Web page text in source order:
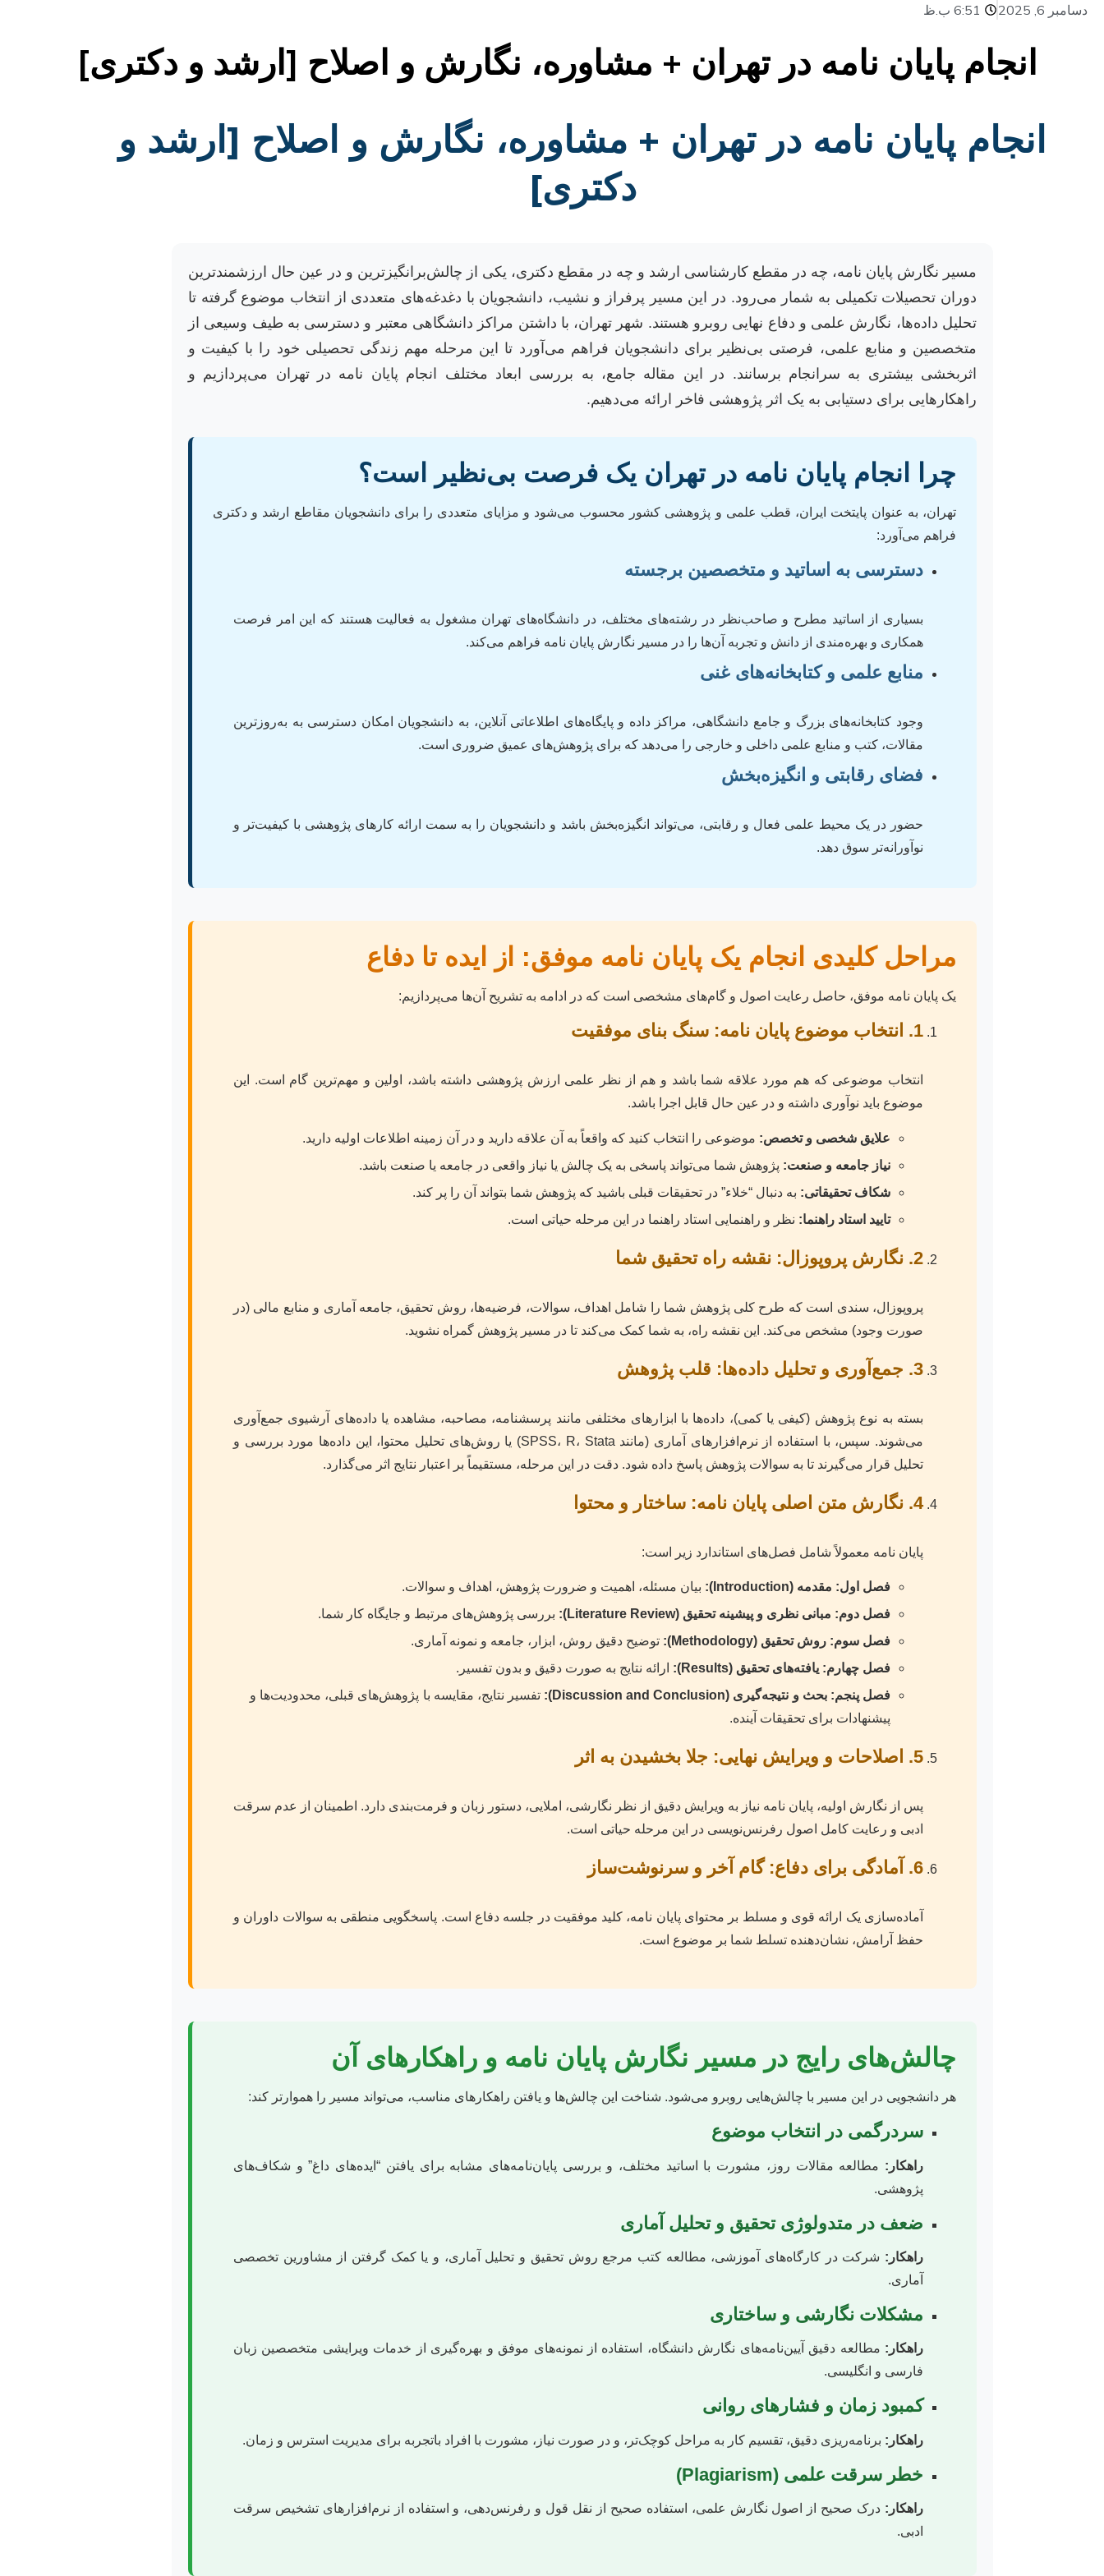
دسامبر 6, 2025 6:51 ب.ظ
انجام پایان نامه در تهران + مشاوره، نگارش و اصلاح [ارشد و دکتری]
انجام پایان نامه در تهران + مشاوره، نگارش و اصلاح [ارشد و
دکتری]
مسیر نگارش پایان نامه، چه در مقطع کارشناسی ارشد و چه در مقطع دکتری، یکی از چالش‌برانگیزترین و در عین حال ارزشمندترین
دوران تحصیلات تکمیلی به شمار می‌رود. در این مسیر پرفراز و نشیب، دانشجویان با دغدغه‌های متعددی از انتخاب موضوع گرفته تا
تحلیل داده‌ها، نگارش علمی و دفاع نهایی روبرو هستند. شهر تهران، با داشتن مراکز دانشگاهی معتبر و دسترسی به طیف وسیعی از
متخصصین و منابع علمی، فرصتی بی‌نظیر برای دانشجویان فراهم می‌آورد تا این مرحله مهم زندگی تحصیلی خود را با کیفیت و
اثربخشی بیشتری به سرانجام برسانند. در این مقاله جامع، به بررسی ابعاد مختلف انجام پایان نامه در تهران می‌پردازیم و
راهکارهایی برای دستیابی به یک اثر پژوهشی فاخر ارائه می‌دهیم.
چرا انجام پایان نامه در تهران یک فرصت بی‌نظیر است؟
تهران، به عنوان پایتخت ایران، قطب علمی و پژوهشی کشور محسوب می‌شود و مزایای متعددی را برای دانشجویان مقاطع ارشد و دکتری
فراهم می‌آورد:
دسترسی به اساتید و متخصصین برجسته
بسیاری از اساتید مطرح و صاحب‌نظر در رشته‌های مختلف، در دانشگاه‌های تهران مشغول به فعالیت هستند که این امر فرصت
همکاری و بهره‌مندی از دانش و تجربه آن‌ها را در مسیر نگارش پایان نامه فراهم می‌کند.
منابع علمی و کتابخانه‌های غنی
وجود کتابخانه‌های بزرگ و جامع دانشگاهی، مراکز داده و پایگاه‌های اطلاعاتی آنلاین، به دانشجویان امکان دسترسی به به‌روزترین
مقالات، کتب و منابع علمی داخلی و خارجی را می‌دهد که برای پژوهش‌های عمیق ضروری است.
فضای رقابتی و انگیزه‌بخش
حضور در یک محیط علمی فعال و رقابتی، می‌تواند انگیزه‌بخش باشد و دانشجویان را به سمت ارائه کارهای پژوهشی با کیفیت‌تر و
نوآورانه‌تر سوق دهد.
مراحل کلیدی انجام یک پایان نامه موفق: از ایده تا دفاع
یک پایان نامه موفق، حاصل رعایت اصول و گام‌های مشخصی است که در ادامه به تشریح آن‌ها می‌پردازیم:
1. انتخاب موضوع پایان نامه: سنگ بنای موفقیت
انتخاب موضوعی که هم مورد علاقه شما باشد و هم از نظر علمی ارزش پژوهشی داشته باشد، اولین و مهم‌ترین گام است. این
موضوع باید نوآوری داشته و در عین حال قابل اجرا باشد.
علایق شخصی و تخصص: موضوعی را انتخاب کنید که واقعاً به آن علاقه دارید و در آن زمینه اطلاعات اولیه دارید.
نیاز جامعه و صنعت: پژوهش شما می‌تواند پاسخی به یک چالش یا نیاز واقعی در جامعه یا صنعت باشد.
شکاف تحقیقاتی: به دنبال “خلاء” در تحقیقات قبلی باشید که پژوهش شما بتواند آن را پر کند.
تایید استاد راهنما: نظر و راهنمایی استاد راهنما در این مرحله حیاتی است.
2. نگارش پروپوزال: نقشه راه تحقیق شما
پروپوزال، سندی است که طرح کلی پژوهش شما را شامل اهداف، سوالات، فرضیه‌ها، روش تحقیق، جامعه آماری و منابع مالی (در
صورت وجود) مشخص می‌کند. این نقشه راه، به شما کمک می‌کند تا در مسیر پژوهش گمراه نشوید.
3. جمع‌آوری و تحلیل داده‌ها: قلب پژوهش
بسته به نوع پژوهش (کیفی یا کمی)، داده‌ها با ابزارهای مختلفی مانند پرسشنامه، مصاحبه، مشاهده یا داده‌های آرشیوی جمع‌آوری
می‌شوند. سپس، با استفاده از نرم‌افزارهای آماری (مانند SPSS، R، Stata) یا روش‌های تحلیل محتوا، این داده‌ها مورد بررسی و
تحلیل قرار می‌گیرند تا به سوالات پژوهش پاسخ داده شود. دقت در این مرحله، مستقیماً بر اعتبار نتایج اثر می‌گذارد.
4. نگارش متن اصلی پایان نامه: ساختار و محتوا
پایان نامه معمولاً شامل فصل‌های استاندارد زیر است:
فصل اول: مقدمه (Introduction):
بیان مسئله، اهمیت و ضرورت پژوهش، اهداف و سوالات.
فصل دوم: مبانی نظری و پیشینه تحقیق (Literature Review):
بررسی پژوهش‌های مرتبط و جایگاه کار شما.
فصل سوم: روش تحقیق (Methodology):
توضیح دقیق روش، ابزار، جامعه و نمونه آماری.
فصل چهارم: یافته‌های تحقیق (Results):
ارائه نتایج به صورت دقیق و بدون تفسیر.
فصل پنجم: بحث و نتیجه‌گیری (Discussion and Conclusion):
تفسیر نتایج، مقایسه با پژوهش‌های قبلی، محدودیت‌ها و
پیشنهادات برای تحقیقات آینده.
5. اصلاحات و ویرایش نهایی: جلا بخشیدن به اثر
پس از نگارش اولیه، پایان نامه نیاز به ویرایش دقیق از نظر نگارشی، املایی، دستور زبان و فرمت‌بندی دارد. اطمینان از عدم سرقت
ادبی و رعایت کامل اصول رفرنس‌نویسی در این مرحله حیاتی است.
6. آمادگی برای دفاع: گام آخر و سرنوشت‌ساز
آماده‌سازی یک ارائه قوی و مسلط بر محتوای پایان نامه، کلید موفقیت در جلسه دفاع است. پاسخگویی منطقی به سوالات داوران و
حفظ آرامش، نشان‌دهنده تسلط شما بر موضوع است.
چالش‌های رایج در مسیر نگارش پایان نامه و راهکارهای آن
هر دانشجویی در این مسیر با چالش‌هایی روبرو می‌شود. شناخت این چالش‌ها و یافتن راهکارهای مناسب، می‌تواند مسیر را هموارتر کند:
سردرگمی در انتخاب موضوع
راهکار: مطالعه مقالات روز، مشورت با اساتید مختلف، و بررسی پایان‌نامه‌های مشابه برای یافتن “ایده‌های داغ” و شکاف‌های
پژوهشی.
ضعف در متدولوژی تحقیق و تحلیل آماری
راهکار: شرکت در کارگاه‌های آموزشی، مطالعه کتب مرجع روش تحقیق و تحلیل آماری، و یا کمک گرفتن از مشاورین تخصصی
آماری.
مشکلات نگارشی و ساختاری
راهکار: مطالعه دقیق آیین‌نامه‌های نگارش دانشگاه، استفاده از نمونه‌های موفق و بهره‌گیری از خدمات ویرایشی متخصصین زبان
فارسی و انگلیسی.
کمبود زمان و فشارهای روانی
راهکار: برنامه‌ریزی دقیق، تقسیم کار به مراحل کوچک‌تر، و در صورت نیاز، مشورت با افراد باتجربه برای مدیریت استرس و زمان.
خطر سرقت علمی (Plagiarism)
راهکار: درک صحیح از اصول نگارش علمی، استفاده صحیح از نقل قول و رفرنس‌دهی، و استفاده از نرم‌افزارهای تشخیص سرقت
ادبی.